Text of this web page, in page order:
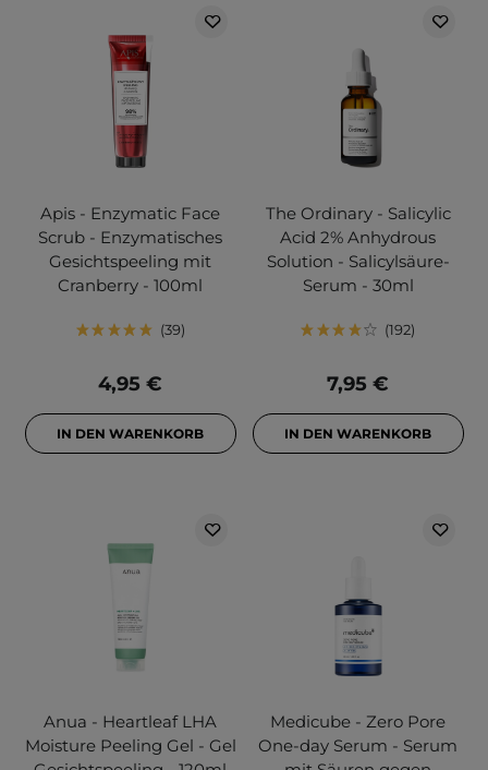
Apis - Enzymatic Face
Scrub - Enzymatisches
Gesichtspeeling mit
Cranberry - 100ml
39
4,95 €
IN DEN WARENKORB
The Ordinary - Salicylic
Acid 2% Anhydrous
Solution - Salicylsäure-
Serum - 30ml
192
7,95 €
IN DEN WARENKORB
Anua - Heartleaf LHA
Moisture Peeling Gel - Gel
Medicube - Zero Pore
One-day Serum - Serum